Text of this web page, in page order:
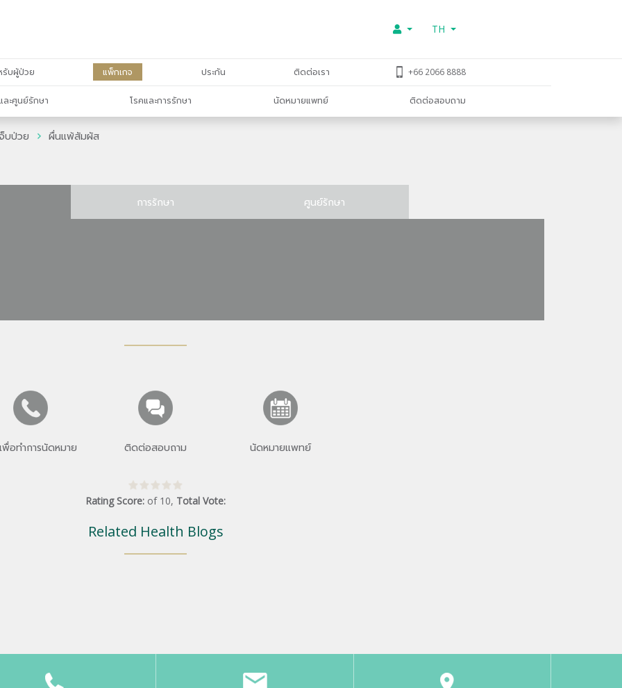
TH
รับผู้ป่วย แพ็กเกจ ประกัน ติดต่อเรา +66 2066 8888
ะศูนย์รักษา โรคและการรักษา นัดหมายแพทย์ ติดต่อสอบถาม
จ็บป่วย ผื่นแพ้สัมผัส
การรักษา ศูนย์รักษา
พื่อทำการนัดหมาย ติดต่อสอบถาม นัดหมายแพทย์
Rating Score: of 10, Total Vote:
Related Health Blogs